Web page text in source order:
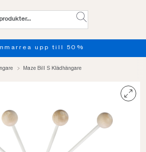
upp till 50%
Maze Bill S Klädhängare